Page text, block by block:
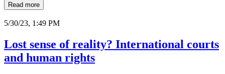
Read more
5/30/23, 1:49 PM
Lost sense of reality? International courts
and human rights